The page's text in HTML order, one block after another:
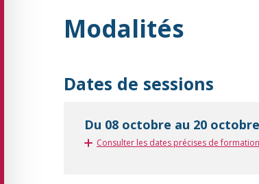
Modalités
Dates de sessions
Du 08 octobre au 20
Consulter les dates précises de formation